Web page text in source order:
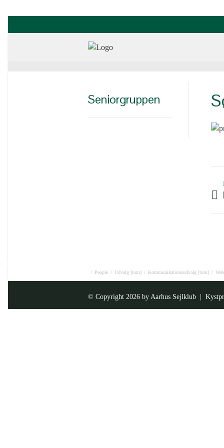
Seniorgruppen
/ People / Udvalg [tom] / Kommunikationsudvalg [tom] /
© Copyright 2026 by Aarhus Sejlklub |